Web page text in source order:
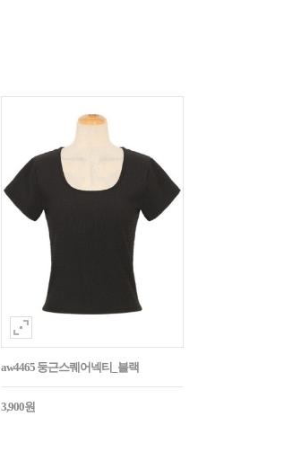
aw4465 둥근스퀘어넥티_블랙
3,900원